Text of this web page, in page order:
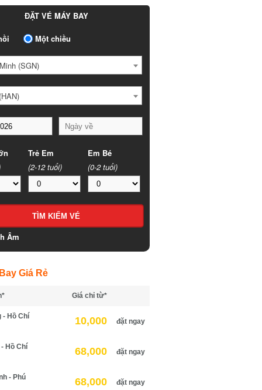
ĐẶT VÉ MÁY BAY
Một chiều
(SGN)
Trẻ Em
(2-12 tuổi)
Em Bé
(0-2 tuổi)
Âm
Giá Rẻ
Giá chỉ từ*
Hồ Chí
10,000 đặt ngay
Hồ Chí
68,000 đặt ngay
- Phú
68,000 đặt ngay